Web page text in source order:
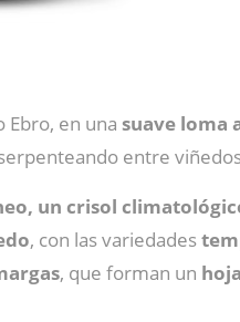
Ebro, en una suave loma
entre
un crisol
, con las variedades
, que forman un